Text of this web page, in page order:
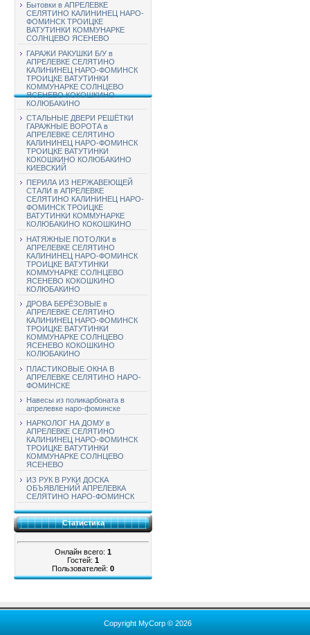
Бытовки в АПРЕЛЕВКЕ
СЕЛЯТИНО КАЛИНИНЕЦ НАРО-
ФОМИНСК ТРОИЦКЕ
ВАТУТИНКИ КОММУНАРКЕ
СОЛНЦЕВО ЯСЕНЕВО
ГАРАЖИ РАКУШКИ Б/У в
АПРЕЛЕВКЕ СЕЛЯТИНО
КАЛИНИНЕЦ НАРО-ФОМИНСК
ТРОИЦКЕ ВАТУТИНКИ
КОММУНАРКЕ СОЛНЦЕВО
ЯСЕНЕВО КОКОШКИНО
КОЛЮБАКИНО
СТАЛЬНЫЕ ДВЕРИ РЕШЁТКИ
ГАРАЖНЫЕ ВОРОТА в
АПРЕЛЕВКЕ СЕЛЯТИНО
КАЛИНИНЕЦ НАРО-ФОМИНСК
ТРОИЦКЕ ВАТУТИНКИ
КОКОШКИНО КОЛЮБАКИНО
КИЕВСКИЙ
ПЕРИЛА ИЗ НЕРЖАВЕЮЩЕЙ
СТАЛИ в АПРЕЛЕВКЕ
СЕЛЯТИНО КАЛИНИНЕЦ НАРО-
ФОМИНСК ТРОИЦКЕ
ВАТУТИНКИ КОММУНАРКЕ
КОЛЮБАКИНО КОКОШКИНО
НАТЯЖНЫЕ ПОТОЛКИ в
АПРЕЛЕВКЕ СЕЛЯТИНО
КАЛИНИНЕЦ НАРО-ФОМИНСК
ТРОИЦКЕ ВАТУТИНКИ
КОММУНАРКЕ СОЛНЦЕВО
ЯСЕНЕВО КОКОШКИНО
КОЛЮБАКИНО
ДРОВА БЕРЁЗОВЫЕ в
АПРЕЛЕВКЕ СЕЛЯТИНО
КАЛИНИНЕЦ НАРО-ФОМИНСК
ТРОИЦКЕ ВАТУТИНКИ
КОММУНАРКЕ СОЛНЦЕВО
ЯСЕНЕВО КОКОШКИНО
КОЛЮБАКИНО
ПЛАСТИКОВЫЕ ОКНА В
АПРЕЛЕВКЕ СЕЛЯТИНО НАРО-
ФОМИНСКЕ
Навесы из поликарбоната в
апрелевке наро-фоминске
НАРКОЛОГ НА ДОМУ в
АПРЕЛЕВКЕ СЕЛЯТИНО
КАЛИНИНЕЦ НАРО-ФОМИНСК
ТРОИЦКЕ ВАТУТИНКИ
КОММУНАРКЕ СОЛНЦЕВО
ЯСЕНЕВО
ИЗ РУК В РУКИ ДОСКА
ОБЪЯВЛЕНИЙ АПРЕЛЕВКА
СЕЛЯТИНО НАРО-ФОМИНСК
Статистика
Онлайн всего: 1
Гостей: 1
Пользователей: 0
Copyright MyCorp © 2026